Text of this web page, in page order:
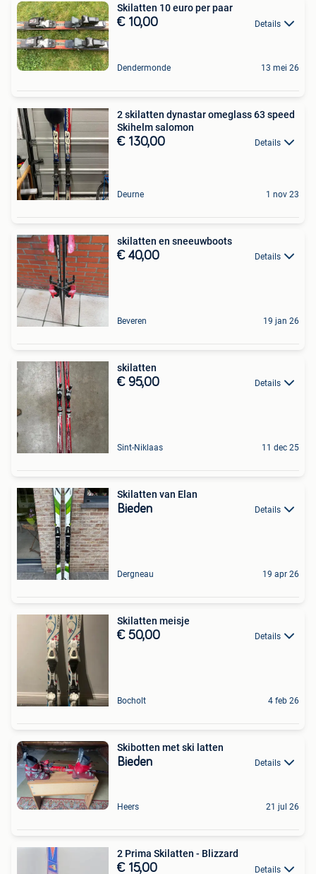
Skilatten 10 euro per paar
€ 10,00 Details
Dendermonde 13 mei 26
2 skilatten dynastar omeglass 63 speed
Skihelm salomon
€ 130,00 Details
Deurne 1 nov 23
skilatten en sneeuwboots
€ 40,00 Details
Beveren 19 jan 26
skilatten
€ 95,00 Details
Sint-Niklaas 11 dec 25
Skilatten van Elan
Bieden Details
Dergneau 19 apr 26
Skilatten meisje
€ 50,00 Details
Bocholt 4 feb 26
Skibotten met ski latten
Bieden Details
Heers 21 jul 26
2 Prima Skilatten - Blizzard
€ 15,00 Details